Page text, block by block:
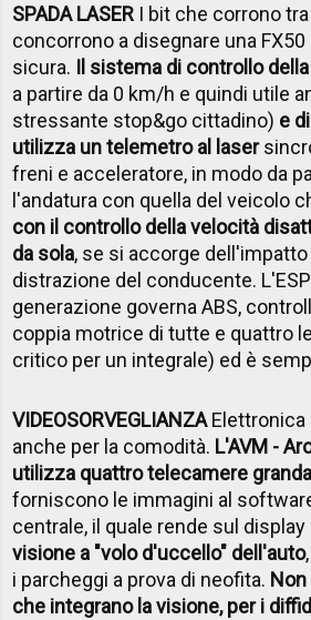
SPADA LASER I bit che corrono
concorrono a disegnare una
sicura. Il sistema di controllo
a partire da 0 km/h e quindi utile
stressante stop&go cittadino) e
utilizza un telemetro al laser
freni e acceleratore, in modo da
l'andatura con quella del veicolo
con il controllo della velocità
da sola, se si accorge
distrazione del conducente.
generazione governa ABS,
coppia motrice di tutte e quattro
critico per un integrale) ed è
VIDEOSORVEGLIANZAElettronica
anche per la comodità. L'AVM -
utilizza quattro telecamere
forniscono le immagini al
centrale, il quale rende sul display
visione a "volo d'uccello" dell'auto
i parcheggi a prova di neofita.
che integrano la visione, per i